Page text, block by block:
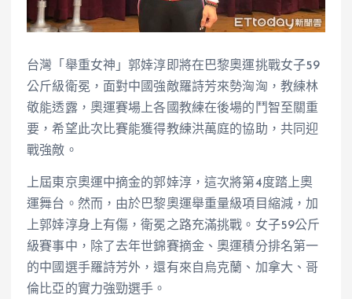
台灣「舉重女神」郭婞淳即將在巴黎奧運挑戰女子59
公斤級衛冕，面對中國強敵羅詩芳來勢洶洶，教練林
敬能透露，奧運賽場上各國教練在後場的鬥智至關重
要，希望此次比賽能獲得教練洪萬庭的協助，共同迎
戰強敵。
上屆東京奧運中摘金的郭婞淳，這次將第4度踏上奧
運舞台。然而，由於巴黎奧運舉重量級項目縮減，加
上郭婞淳身上有傷，衛冕之路充滿挑戰。女子59公斤
級賽事中，除了去年世錦賽摘金、奧運積分排名第一
的中國選手羅詩芳外，還有來自烏克蘭、加拿大、哥
倫比亞的實力強勁選手。